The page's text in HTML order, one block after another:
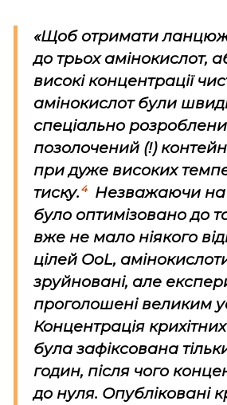
«Щоб отримати
до трьох амінокислот,
високі концентрації
амінокислот були
спеціально
позолочений (!)
при дуже високих
тиску. 4
Незважаючи на
було оптимізовано до
вже не мало ніякого
цілей OoL,
зруйновані, але
проголошені великим
Концентрація
була зафіксована
годин, після чого
до нуля. Опубліковані